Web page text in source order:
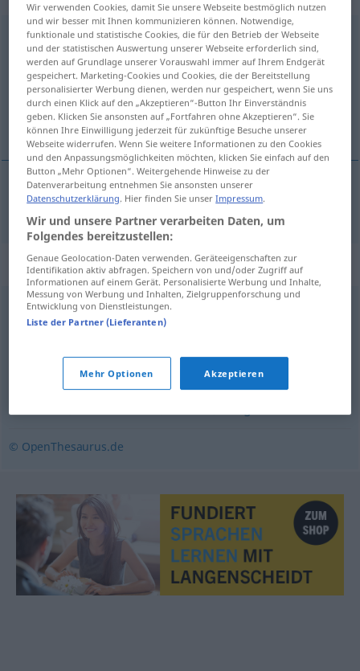
eindringlichadj
Übersicht aller Übersetzungen
(Für mehr Details die Übersetzung anklicken/antippen)
uvjerljiv
uvjerljiv eindringlich Rede
Synonyme für "eindringlich"
bestimmt,energisch,unmissverständlich
entschieden, forsch, deutlich
© OpenThesaurus.de
Wir verwenden Cookies, damit Sie unsere Webseite bestmöglich nutzen
und wir besser mit Ihnen kommunizieren können. Notwendige,
funktionale und statistische Cookies, die für den Betrieb der Webseite
und der statistischen Auswertung unserer Webseite erforderlich sind,
werden auf Grundlage unserer Vorauswahl immer auf Ihrem Endgerät
gespeichert. Marketing-Cookies und Cookies, die der Bereitstellung
personalisierter Werbung dienen, werden nur gespeichert, wenn Sie uns
durch einen Klick auf den „Akzeptieren“-Button Ihr Einverständnis
geben. Klicken Sie ansonsten auf „Fortfahren ohne Akzeptieren“. Sie
können Ihre Einwilligung jederzeit für zukünftige Besuche unserer
Webseite widerrufen. Wenn Sie weitere Informationen zu den Cookies
und den Anpassungsmöglichkeiten möchten, klicken Sie einfach auf den
Button „Mehr Optionen“. Weitergehende Hinweise zu der
Datenverarbeitung entnehmen Sie ansonsten unserer
Datenschutzerklärung. Hier finden Sie unserImpressum.
Wir und unsere Partner verarbeiten Daten, um
Folgendes bereitzustellen:
Genaue Geolocation-Daten verwenden. Geräteeigenschaften zur
Identifikation aktiv abfragen. Speichern von und/oder Zugriff auf
Informationen auf einem Gerät. Personalisierte Werbung und Inhalte,
Messung von Werbung und Inhalten, Zielgruppenforschung und
Entwicklung von Dienstleistungen.
Liste der Partner (Lieferanten)
Mehr Optionen Akzeptieren